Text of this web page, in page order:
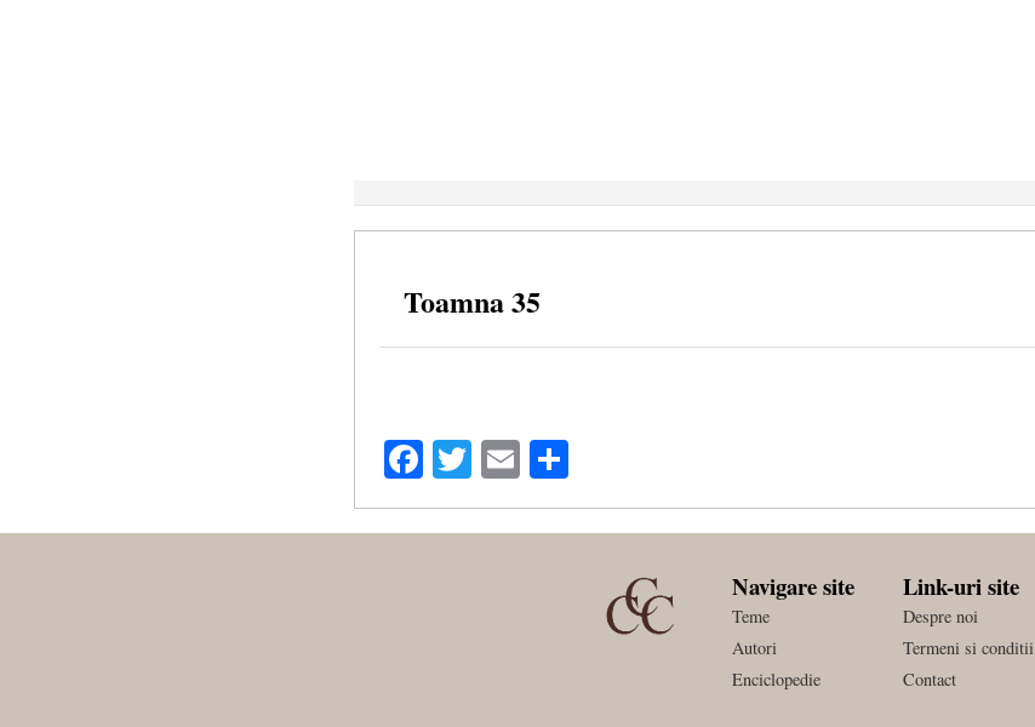
Toamna 35
Facebook
Twitter
Email
Navigare site
Teme
Autori
Enciclopedie
Link-uri site
Despre noi
Termeni si conditii
Contact